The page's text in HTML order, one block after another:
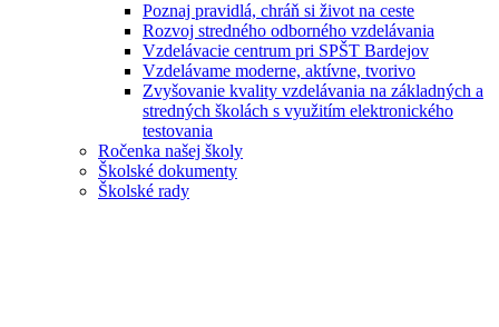
Poznaj pravidlá, chráň si život na ceste
Rozvoj stredného odborného vzdelávania
Vzdelávacie centrum pri SPŠT Bardejov
Vzdelávame moderne, aktívne, tvorivo
Zvyšovanie kvality vzdelávania na základných a
stredných školách s využitím elektronického
testovania
Ročenka našej školy
Školské dokumenty
Školské rady